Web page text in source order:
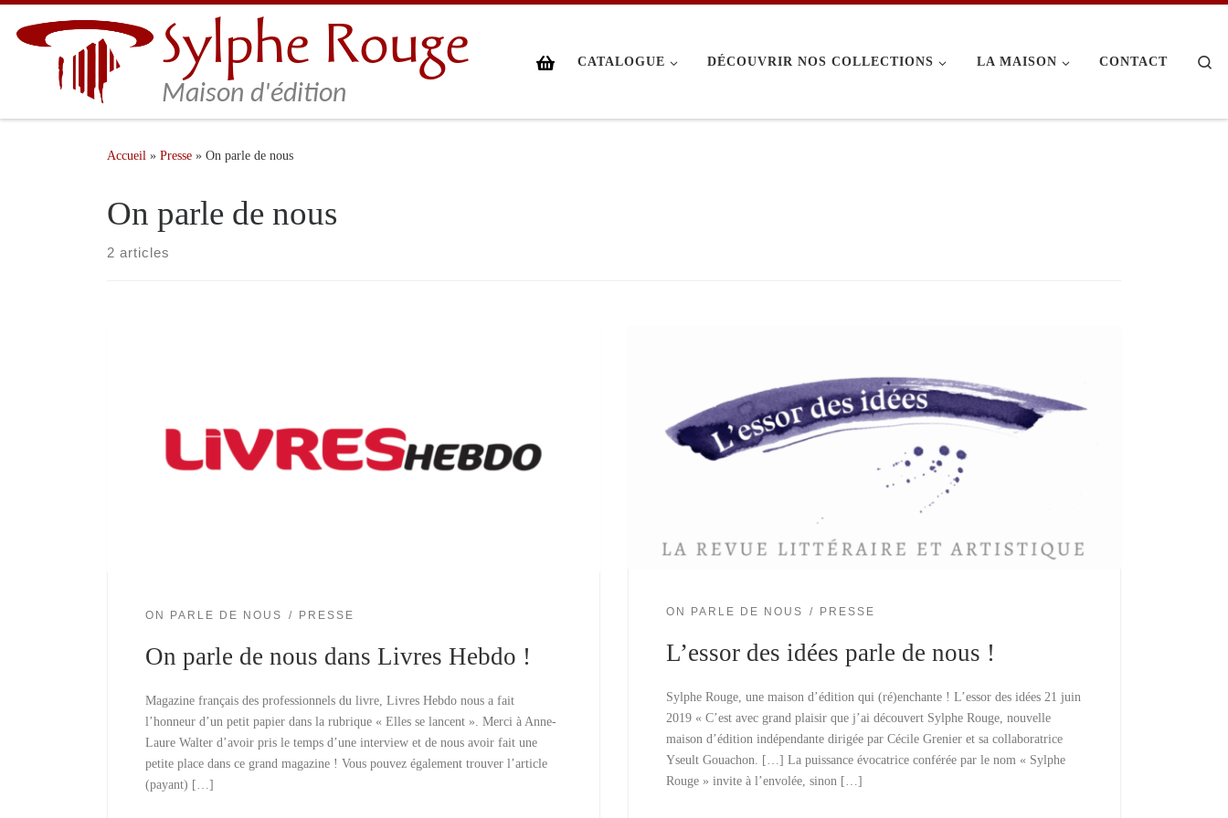
Skip to content Sylphe Rouge
Maison d'édition
CATALOGUE DÉCOUVRIR NOS COLLECTIONS LA MAISON CONTACT
Accueil » Presse » On parle de nous
On parle de nous
2 articles
ON PARLE DE NOUS PRESSE
On parle de nous dans Livres Hebdo !
Magazine français des professionnels du livre, Livres Hebdo nous a fait
l’honneur d’un petit papier dans la rubrique « Elles se lancent ». Merci à Anne-
Laure Walter d’avoir pris le temps d’une interview et de nous avoir fait une
petite place dans ce grand magazine ! Vous pouvez également trouver l’article
(payant) […]
ON PARLE DE NOUS PRESSE
L’essor des idées parle de nous !
Sylphe Rouge, une maison d’édition qui (ré)enchante ! L’essor des idées 21 juin
2019 « C’est avec grand plaisir que j’ai découvert Sylphe Rouge, nouvelle
maison d’édition indépendante dirigée par Cécile Grenier et sa collaboratrice
Yseult Gouachon. […] La puissance évocatrice conférée par le nom « Sylphe
Rouge » invite à l’envolée, sinon […]